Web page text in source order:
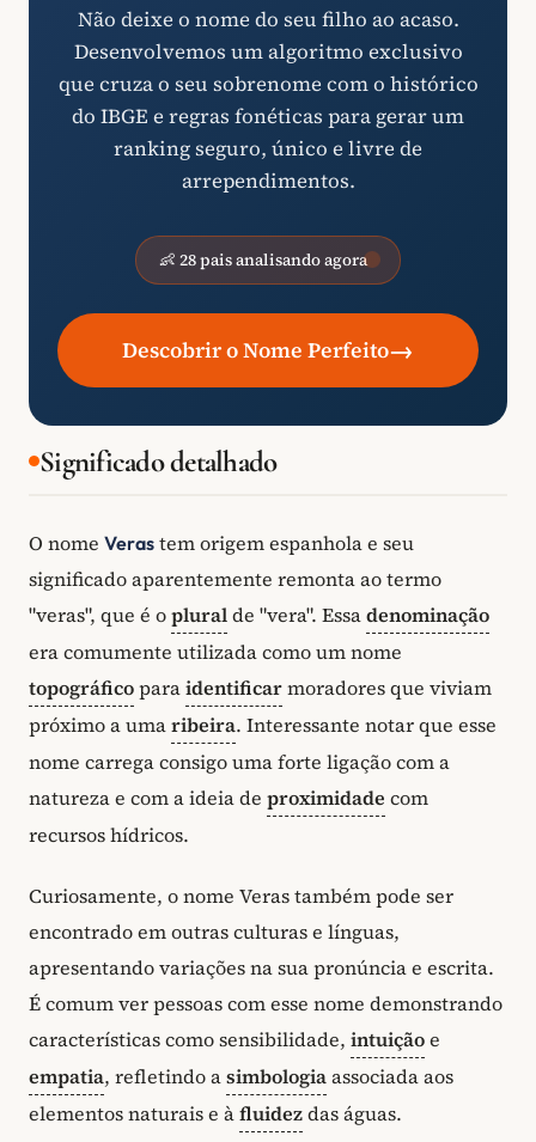
Não deixe o nome do seu filho ao acaso.
Desenvolvemos um algoritmo exclusivo
que cruza o seu sobrenome com o histórico
do IBGE e regras fonéticas para gerar um
ranking seguro, único e livre de
arrependimentos.
👶 28 pais analisando agora
Descobrir o Nome Perfeito→
Significado detalhado
O nome Veras tem origem espanhola e seu
significado aparentemente remonta ao termo
"veras", que é opluralde "vera". Essadenominação
era comumente utilizada como um nome
topográficoparaidentificarmoradores que viviam
próximo a umaribeira. Interessante notar que esse
nome carrega consigo uma forte ligação com a
natureza e com a ideia de proximidade com
recursos hídricos.
Curiosamente, o nome Veras também pode ser
encontrado em outras culturas e línguas,
apresentando variações na sua pronúncia e escrita.
É comum ver pessoas com esse nome demonstrando
características como sensibilidade, intuiçãoe
empatia, refletindo asimbologiaassociada aos
elementos naturais e àfluidezdas águas.